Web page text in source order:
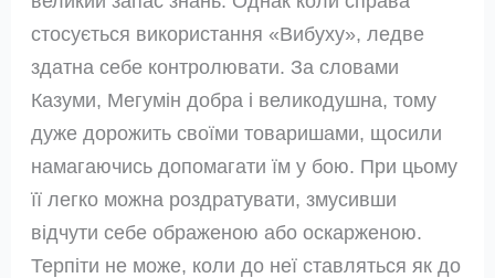
стосується використання «Вибуху», ледве
здатна себе контролювати. За словами
Казуми, Мегумін добра і великодушна, тому
дуже дорожить своїми товаришами, щосили
намагаючись допомагати їм у бою. При цьому
її легко можна роздратувати, змусивши
відчути себе ображеною або оскарженою.
Терпіти не може, коли до неї ставляться як до